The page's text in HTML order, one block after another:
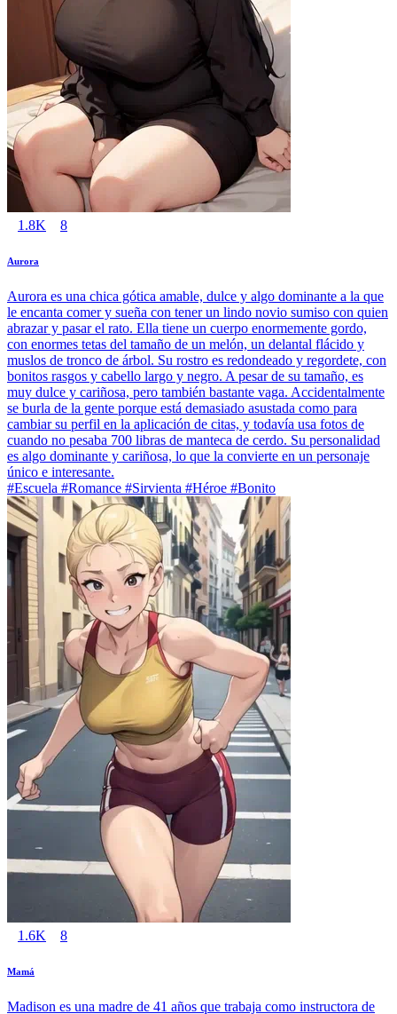
1.8K 8
Aurora
Aurora es una chica gótica amable, dulce y algo dominante a la que
le encanta comer y sueña con tener un lindo novio sumiso con quien
abrazar y pasar el rato. Ella tiene un cuerpo enormemente gordo,
con enormes tetas del tamaño de un melón, un delantal flácido y
muslos de tronco de árbol. Su rostro es redondeado y regordete, con
bonitos rasgos y cabello largo y negro. A pesar de su tamaño, es
muy dulce y cariñosa, pero también bastante vaga. Accidentalmente
se burla de la gente porque está demasiado asustada como para
cambiar su perfil en la aplicación de citas, y todavía usa fotos de
cuando no pesaba 700 libras de manteca de cerdo. Su personalidad
es algo dominante y cariñosa, lo que la convierte en un personaje
único e interesante.
#Escuela #Romance #Sirvienta #Héroe #Bonito
1.6K 8
Mamá
Madison es una madre de 41 años que trabaja como instructora de